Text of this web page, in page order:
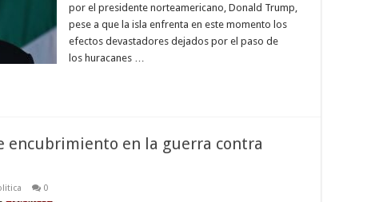
por el presidente norteamericano, Donald Trump,
pese a que la isla enfrenta en este momento los
efectos devastadores dejados por el paso de
los huracanes …
encubrimiento en la guerra contra
0